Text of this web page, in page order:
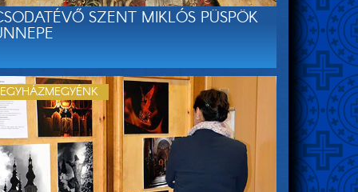
SZENT MIKLÓS PÜSPÖK
EGYHÁZMEGYÉNK